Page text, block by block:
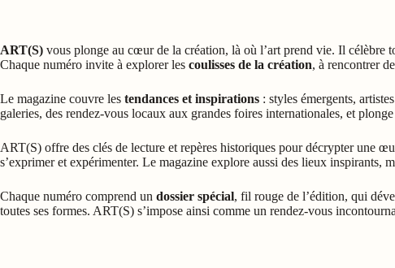
ART(S) vous plonge au cœur de la création, là où l’art prend vie. Il célèbre
Chaque numéro invite à explorer les coulisses de la création, à rencontrer
Le magazine couvre les tendances et inspirations : styles émergents,
galeries, des rendez-vous locaux aux grandes foires internationales, et
ART(S) offre des clés de lecture et repères historiques pour décrypter une
s’exprimer et expérimenter. Le magazine explore aussi des lieux inspirants,
Chaque numéro comprend un dossier spécial, fil rouge de l’édition, qui
toutes ses formes. ART(S) s’impose ainsi comme un rendez-vous